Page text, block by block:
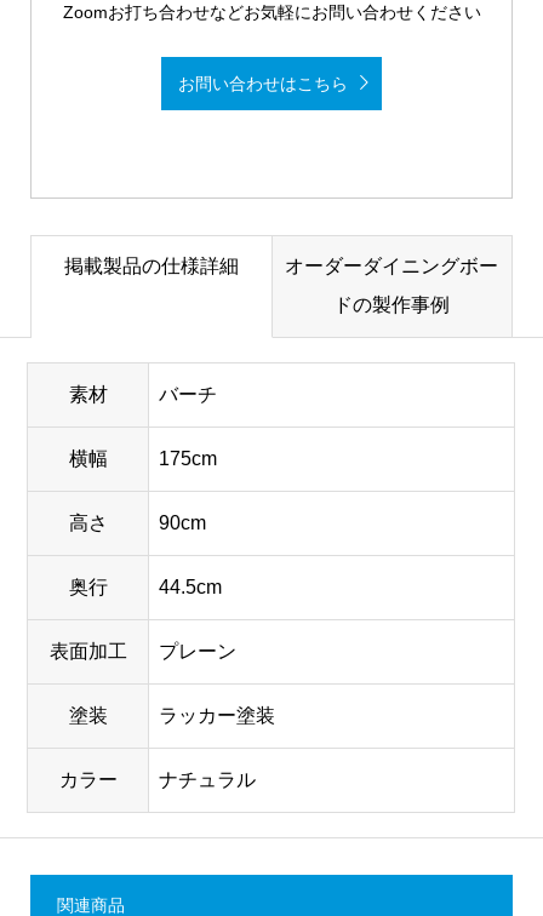
Zoomお打ち合わせなどお気軽にお問い合わせください
お問い合わせはこちら
掲載製品の仕様詳細
オーダーダイニングボー
ドの製作事例
素材 バーチ
横幅 175cm
高さ 90cm
奥行 44.5cm
表面加工 プレーン
塗装 ラッカー塗装
カラー ナチュラル
関連商品